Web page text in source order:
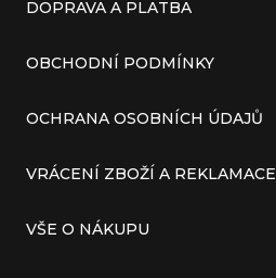
DOPRAVA A PLATBA
OBCHODNÍ PODMÍNKY
OCHRANA OSOBNÍCH ÚDAJŮ
VRÁCENÍ ZBOŽÍ A REKLAMACE
VŠE O NÁKUPU